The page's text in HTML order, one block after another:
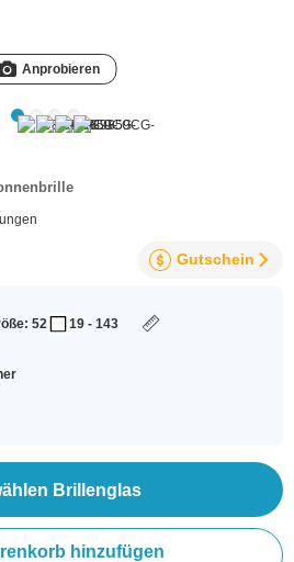
Anprobieren
Gutschein
52 19 - 143
Brillenglas
hinzufügen